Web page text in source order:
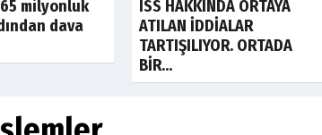
Son Dakika
milyonluk
dava
Son Dakika
ISS HAKKINDA ORTAYA
ATILAN İDDİALAR
TARTIŞILIYOR. ORTADA
BİR...